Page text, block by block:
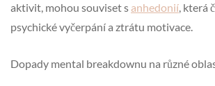
aktivit, mohou souviset s anhedonií, která
psychické vyčerpání a ztrátu motivace.
Dopady mental breakdownu na různé